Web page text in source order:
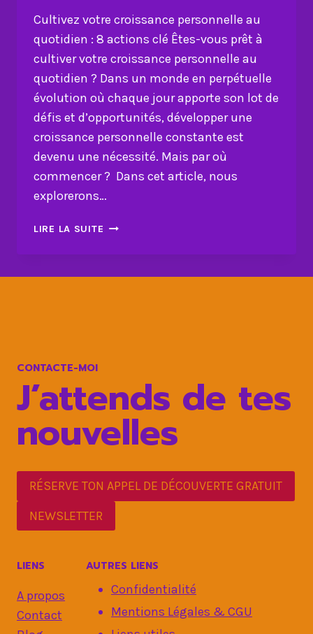
Cultivez votre croissance personnelle au
quotidien : 8 actions clé Êtes-vous prêt à
cultiver votre croissance personnelle au
quotidien ? Dans un monde en perpétuelle
évolution où chaque jour apporte son lot de
défis et d’opportunités, développer une
croissance personnelle constante est
devenu une nécessité. Mais par où
commencer ? Dans cet article, nous
explorerons…
LIRE LA SUITE CULTIVEZ
CONTACTE-MOI
J’attends de tes
nouvelles
RÉSERVE TON APPEL DE DÉCOUVERTE GRATUIT
NEWSLETTER
LIENS
A propos
Contact
AUTRES LIENS
Confidentialité
Mentions Légales & CGU